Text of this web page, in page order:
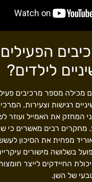
הפעילים
לילדים?
מכילה מספר מרכיבים
רגישות וצעירות.
המחזק את האמייל ועוזר
מחקרים רבים מאשרים כי
בשלושה מישורים
החיידקים לייצר
של השן.